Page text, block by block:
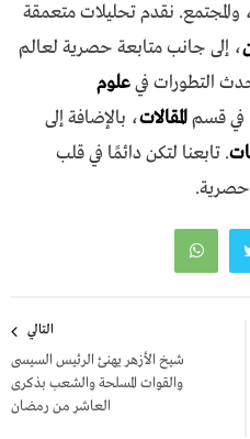
والمجتمع. نقدم تحليلات متعمقة
، إلى جانب متابعة حصرية لعالم
التطورات فيعلوم
في قسمالمقالات، بالإضافة إلى
. تابعنا لتكن دائمًا في قلب
التالي
شيخ الأزهر يهنئ الرئيس السيسى
والقوات المسلحة والشعب بذكرى
العاشر من رمضان